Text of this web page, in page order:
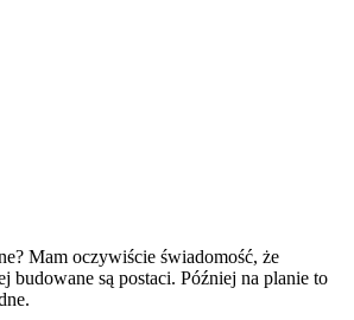
Mam oczywiście świadomość, że
są postaci. Później na planie to